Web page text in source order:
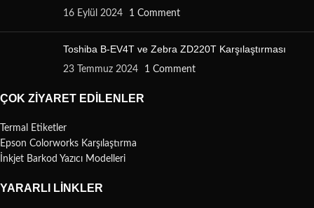
16 Eylül 2024 1 Comment
Toshiba B-EV4T ve Zebra ZD220T Karşılaştırması
23 Temmuz 2024 1 Comment
ÇOK ZIYARET EDILENLER
Termal Etiketler
Epson Colorworks Karşılaştırma
İnkjet Barkod Yazıcı Modelleri
YARARLI LINKLER